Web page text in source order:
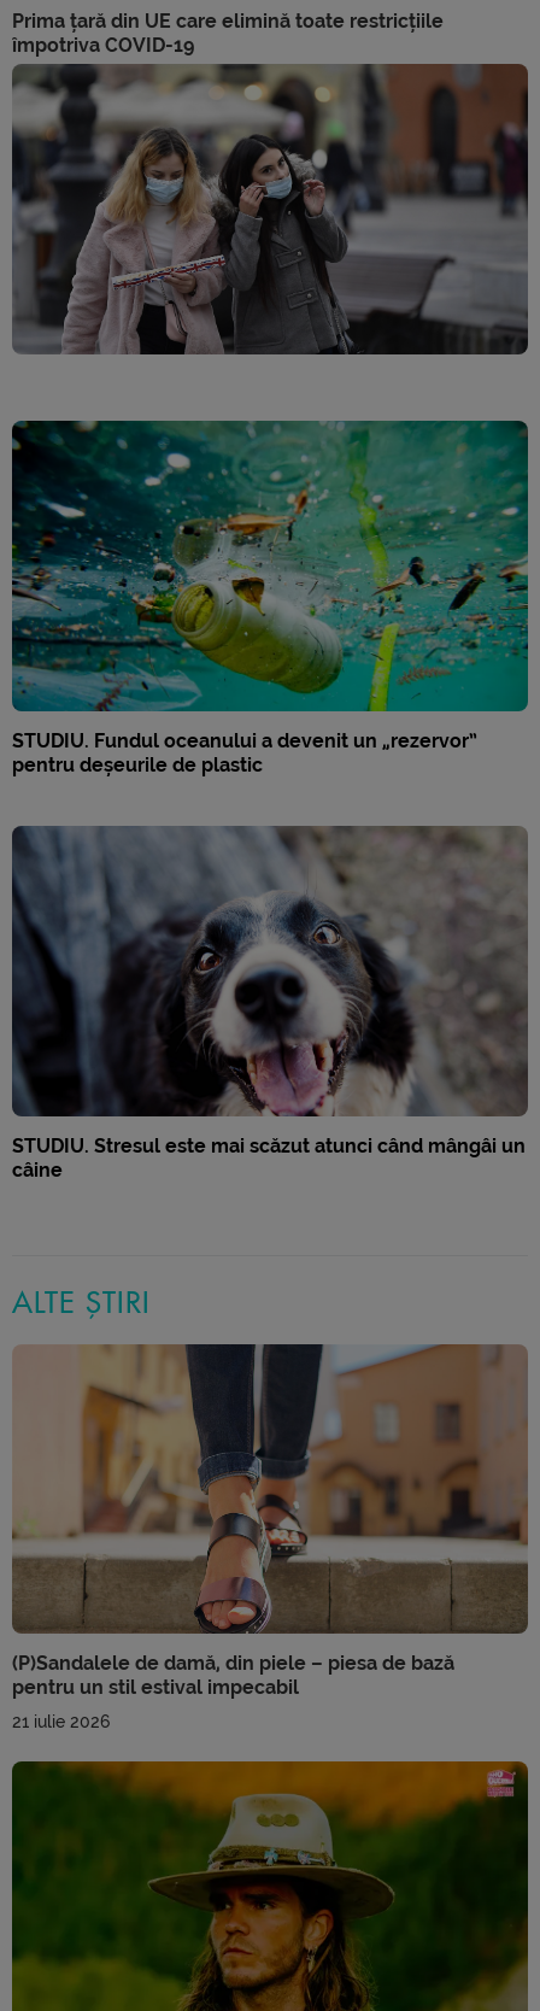
Prima țară din UE care elimină toate restricțiile
împotriva COVID-19
STUDIU. Fundul oceanului a devenit un „rezervor”
pentru deșeurile de plastic
STUDIU. Stresul este mai scăzut atunci când mângâi un
câine
ALTE ȘTIRI
(P)Sandalele de damă, din piele – piesa de bază
pentru un stil estival impecabil
21 iulie 2026